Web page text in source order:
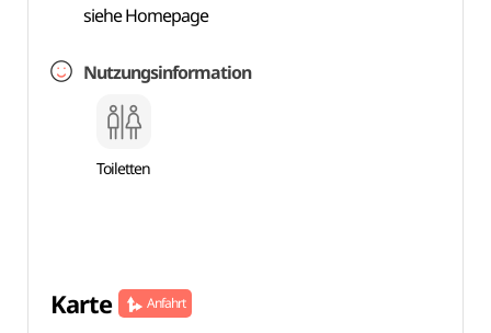
siehe Homepage
Nutzungsinformation
Toiletten
Karte Anfahrt